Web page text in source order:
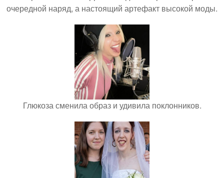
очередной наряд, а настоящий артефакт высокой моды.
Глюкоза сменила образ и удивила поклонников.